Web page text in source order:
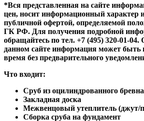
*Вся представленная на сайте
цен, носит информационный характер
публичной офертой, определяемой
ГК РФ. Для получения подробной
обращайтесь по тел. +7 (495) 320-01-
данном сайте информация может быть
время без предварительного
Что входит:
Сруб из оцилиндрованного
Закладная доска
Межвенцовый утеплитель (джут/
Сборка сруба на фундамент